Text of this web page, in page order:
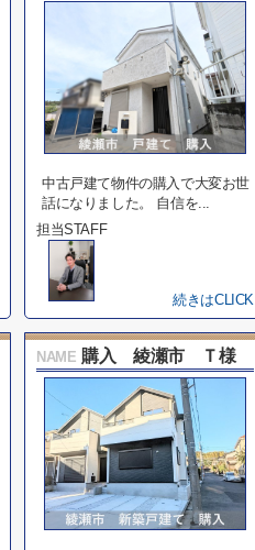
中古戸建て物件の購入で大変お世
話になりました。 自信を...
担当STAFF
続きはCLICK
NAME 購入 綾瀬市 Ｔ様